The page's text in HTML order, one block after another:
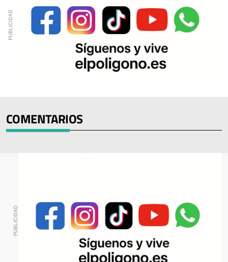
COMENTARIOS